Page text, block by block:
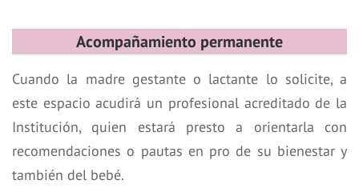
Acompañamiento permanente
Cuando la madre gestante o lactante lo solicite, a
este espacio acudirá un profesional acreditado de la
Institución, quien estará presto a orientarla con
recomendaciones o pautas en pro de su bienestar y
también del bebé.